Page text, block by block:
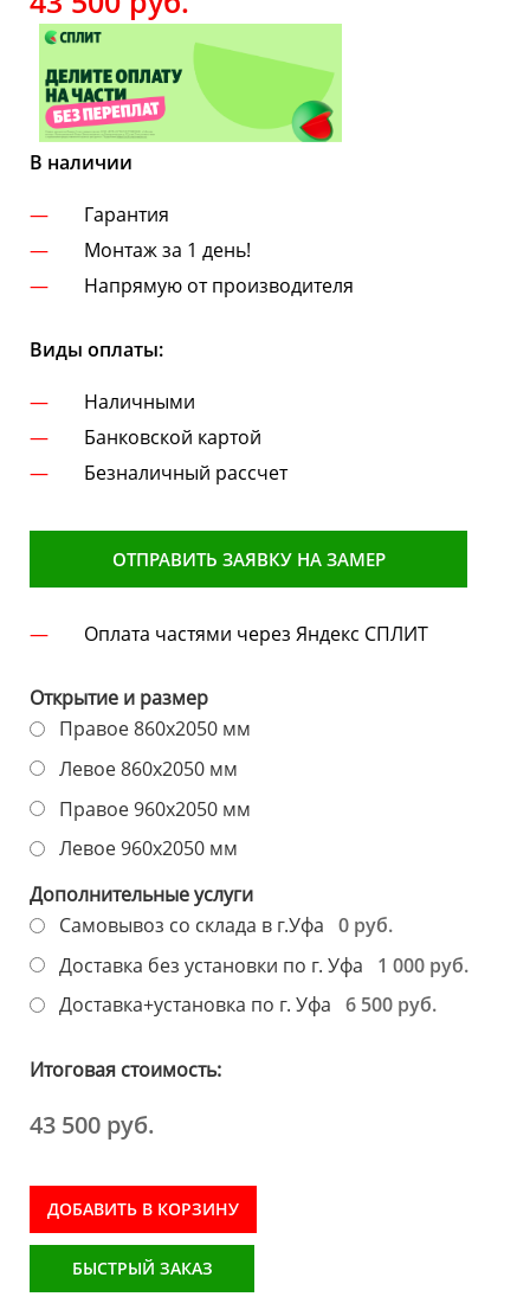
В наличии
Гарантия
Монтаж за 1 день!
Напрямую от производителя
Виды оплаты:
Наличными
Банковской картой
Безналичный рассчет
ОТПРАВИТЬ ЗАЯВКУ НА ЗАМЕР
Оплата частями через Яндекс СПЛИТ
Открытие и размер
Правое 860х2050 мм
Левое 860х2050 мм
Правое 960х2050 мм
Левое 960х2050 мм
Дополнительные услуги
Самовывоз со склада в г.Уфа 0 руб.
Доставка без установки по г. Уфа
1 000 руб.
Доставка+установка по г. Уфа 6 500 руб.
Итоговая стоимость:
43 500 руб.
ДОБАВИТЬ В КОРЗИНУ
БЫСТРЫЙ ЗАКАЗ